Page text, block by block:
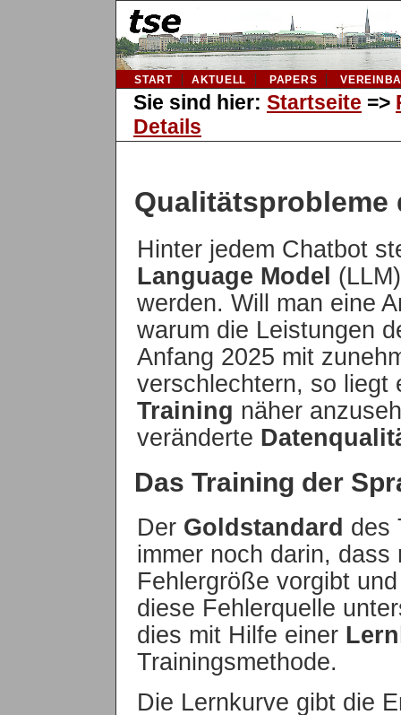
START AKTUELL PAPERS
Sie sind hier: Startseite =>
Details
Qualitätsprobleme
Hinter jedem Chatbot
Language Model
werden. Will man eine
warum die Leistungen
Anfang 2025 mit
verschlechtern, so liegt
Training näher
veränderte
Das Training der
Der Goldstandard des
immer noch darin,
Fehlergröße vorgibt
diese Fehlerquelle
dies mit Hilfe einer
Trainingsmethode.
Die Lernkurve gibt die